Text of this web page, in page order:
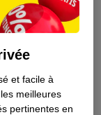
et facile à
meilleures
pertinentes en